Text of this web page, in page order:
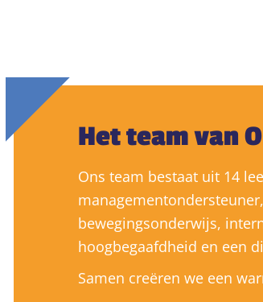
Het team van
Ons team bestaat uit 14
bewegingsonderwijs,
hoogbegaafdheid en een
Samen creëren we een